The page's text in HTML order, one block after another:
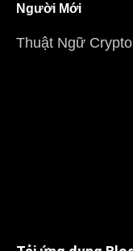
Người Mới
Thuật Ngữ Crypto